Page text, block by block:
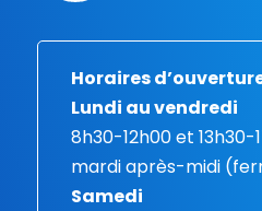
Horaires
Lundi au vendredi
8h30-12h00 et
mardi après-midi
Samedi